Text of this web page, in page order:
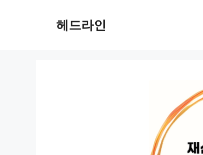
헤드라인